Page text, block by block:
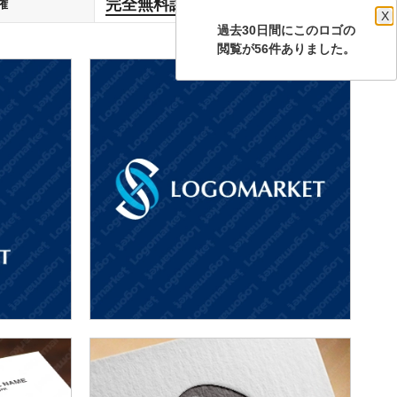
過去30日間にこのロゴの
X
閲覧が56件ありました。